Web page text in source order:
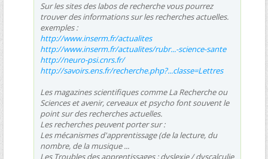
Sur les sites des labos de recherche vous pourrez
trouver des informations sur les recherches actuelles.
exemples :
http://www.inserm.fr/actualites
http://www.inserm.fr/actualites/rubr...-science-sante
http://neuro-psi.cnrs.fr/
http://savoirs.ens.fr/recherche.php?...classe=Lettres
Les magazines scientifiques comme La Recherche ou
Sciences et avenir, cerveaux et psycho font souvent le
point sur des recherches actuelles.
Les recherches peuvent porter sur :
Les mécanismes d'apprentissage (de la lecture, du
nombre, de la musique ...
Les Troubles des apprentissages : dyslexie / dyscalculie